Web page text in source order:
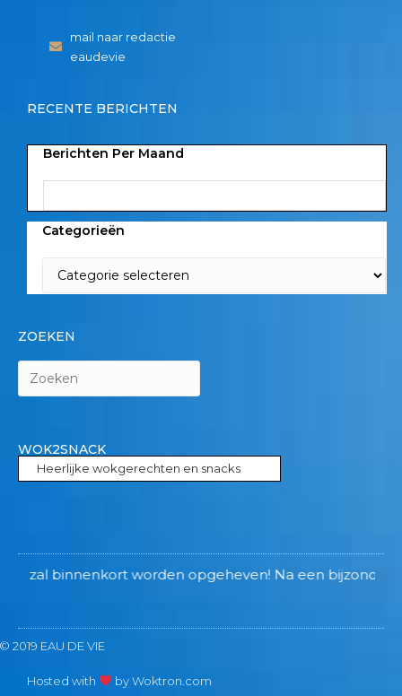
mail naar redactie
eaudevie
RECENTE BERICHTEN
Berichten Per Maand
Categorieën
ZOEKEN
WOK2SNACK
Heerlijke wokgerechten en snacks
binnenkort worden opgeheven! Na een bijzondere
© 2019 EAU DE VIE
Hosted with by Woktron.com